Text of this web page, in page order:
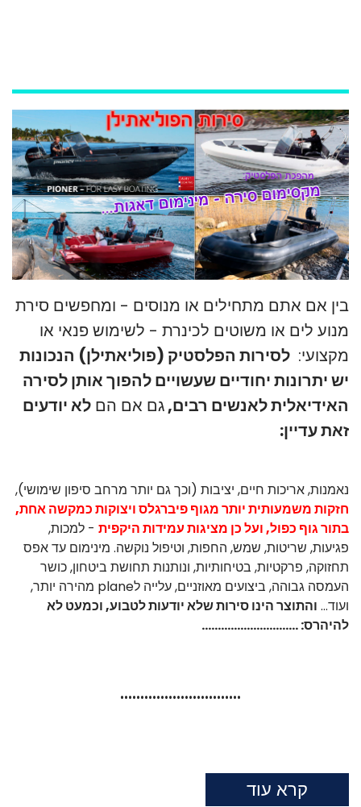
אינטרנט,
לחץ
אנטר
כדי
לעבור
לאזור
תוכן
מרכזי
בין אם אתם מתחילים או מנוסים - ומחפשים סירת
מנוע לים או משוטים לכינרת - לשימוש פנאי או
מקצועי: לסירות הפלסטיק (פוליאתילן) הנכונות
יש יתרונות יחודיים שעשויים להפוך אותן לסירה
האידיאלית לאנשים רבים,גם אם הם לא יודעים
זאת עדיין:
נאמנות, אריכות חיים, יציבות (וכך גם יותר מרחב סיפון שימושי),
חזקות משמעותית יותר מגוף פיברגלס ויצוקות כמקשה אחת,
בתור גוף כפול, ועל כן מציגות עמידות היקפית - למכות,
פגיעות, שריטות, שמש, החפות, וטיפול נוקשה. מינימום עד אפס
תחזוקה, פרקטיות, בטיחותיות, ונותנות תחושת ביטחון, כושר
העמסה גבוהה, ביצועים מאוזניים, עלייה לplane מהירה יותר,
ועוד... והתוצר הינו סירות שלא יודעות לטבוע, וכמעט לא
להיהרס:..............................
..............................
קרא עוד